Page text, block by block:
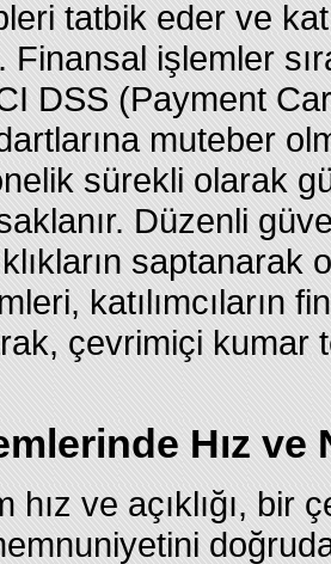
tatbik eder ve
Finansal işlemler
DSS (Payment
muteber
sürekli olarak
Düzenli
saptanarak
katılımcıların
çevrimiçi kumar
Hız ve
hız ve açıklığı,